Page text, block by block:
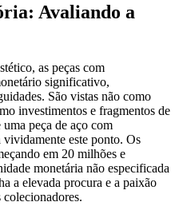
Avaliando a
as peças com
significativo,
São vistas não como
investimentos e fragmentos de
peça de aço com
este ponto. Os
em 20 milhões e
monetária não especificada
a elevada procura e a paixão
colecionadores.